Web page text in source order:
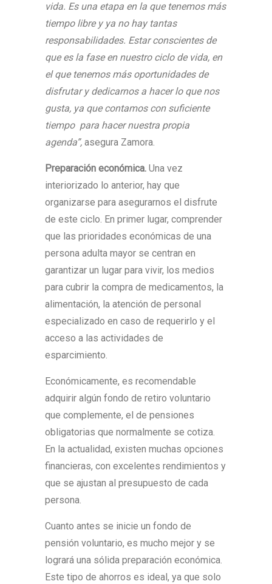
vida. Es una etapa en la que tenemos más
tiempo libre y ya no hay tantas
responsabilidades. Estar conscientes de
que es la fase en nuestro ciclo de vida, en
el que tenemos más oportunidades de
disfrutar y dedicarnos a hacer lo que nos
gusta, ya que contamos con suficiente
tiempo para hacer nuestra propia
agenda”, asegura Zamora.
Preparación económica. Una vez
interiorizado lo anterior, hay que
organizarse para asegurarnos el disfrute
de este ciclo. En primer lugar, comprender
que las prioridades económicas de una
persona adulta mayor se centran en
garantizar un lugar para vivir, los medios
para cubrir la compra de medicamentos, la
alimentación, la atención de personal
especializado en caso de requerirlo y el
acceso a las actividades de
esparcimiento.
Económicamente, es recomendable
adquirir algún fondo de retiro voluntario
que complemente, el de pensiones
obligatorias que normalmente se cotiza.
En la actualidad, existen muchas opciones
financieras, con excelentes rendimientos y
que se ajustan al presupuesto de cada
persona.
Cuanto antes se inicie un fondo de
pensión voluntario, es mucho mejor y se
logrará una sólida preparación económica.
Este tipo de ahorros es ideal, ya que solo